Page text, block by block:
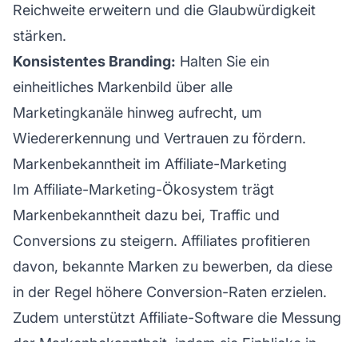
Reichweite erweitern und die Glaubwürdigkeit
stärken.
Konsistentes Branding: Halten Sie ein
einheitliches Markenbild über alle
Marketingkanäle hinweg aufrecht, um
Wiedererkennung und Vertrauen zu fördern.
Markenbekanntheit im Affiliate-Marketing
Im Affiliate-Marketing-Ökosystem trägt
Markenbekanntheit dazu bei, Traffic und
Conversions zu steigern. Affiliates profitieren
davon, bekannte Marken zu bewerben, da diese
in der Regel höhere Conversion-Raten erzielen.
Zudem unterstützt Affiliate-Software die Messung